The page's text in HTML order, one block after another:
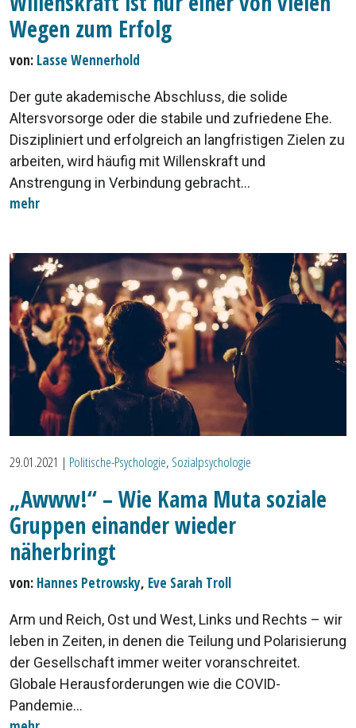
Wegen zum Erfolg
von: Lasse Wennerhold
Der gute akademische Abschluss, die solide
Altersvorsorge oder die stabile und zufriedene Ehe.
Diszipliniert und erfolgreich an langfristigen Zielen zu
arbeiten, wird häufig mit Willenskraft und
Anstrengung in Verbindung gebracht...
mehr
29.01.2021 | Politische-Psychologie, Sozialpsychologie
„Awww!“ – Wie Kama Muta soziale
Gruppen einander wieder
näherbringt
von: Hannes Petrowsky, Eve Sarah Troll
Arm und Reich, Ost und West, Links und Rechts – wir
leben in Zeiten, in denen die Teilung und Polarisierung
der Gesellschaft immer weiter voranschreitet.
Globale Herausforderungen wie die COVID-
Pandemie...